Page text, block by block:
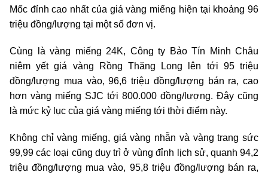
Mốc đỉnh cao nhất của giá vàng miếng hiện tại khoảng 96
triệu đồng/lượng tại một số đơn vị.
Cùng là vàng miếng 24K, Công ty Bảo Tín Minh Châu
niêm yết giá vàng Rồng Thăng Long lên tới 95 triệu
đồng/lượng mua vào, 96,6 triệu đồng/lượng bán ra, cao
hơn vàng miếng SJC tới 800.000 đồng/lượng. Đây cũng
là mức kỷ lục của giá vàng miếng tới thời điểm này.
Không chỉ vàng miếng, giá vàng nhẫn và vàng trang sức
99,99 các loại cũng duy trì ở vùng đỉnh lịch sử, quanh 94,2
triệu đồng/lượng mua vào, 95,8 triệu đồng/lượng bán ra,